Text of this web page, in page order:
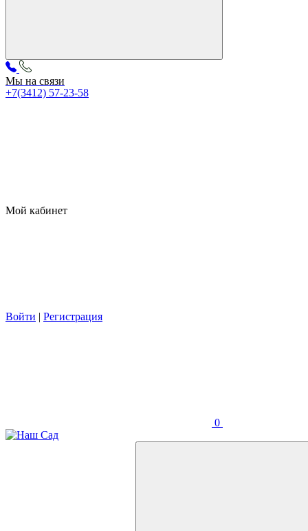
Мы на связи
+7(3412) 57-23-58
Мой кабинет
Войти | Регистрация
0